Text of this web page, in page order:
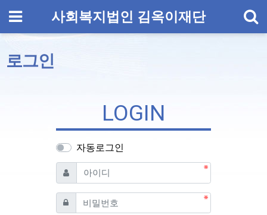
메뉴 사회복지법인 김옥이재단
로그인
LOGIN
자동로그인
아이디 필수
비밀번호필수